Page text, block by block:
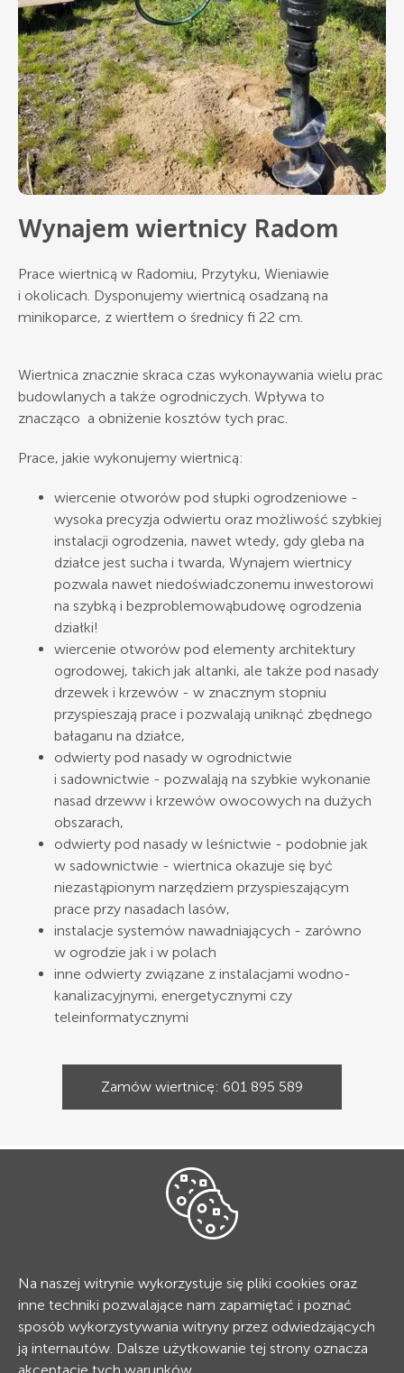
Wynajem wiertnicy Radom
Prace wiertnicą w Radomiu, Przytyku, Wieniawie
i okolicach. Dysponujemy wiertnicą osadzaną na
minikoparce, z wiertłem o średnicy fi 22 cm.
Wiertnica znacznie skraca czas wykonaywania wielu prac
budowlanych a także ogrodniczych. Wpływa to
znacząco a obniżenie kosztów tych prac.
Prace, jakie wykonujemy wiertnicą:
wiercenie otworów pod słupki ogrodzeniowe -
wysoka precyzja odwiertu oraz możliwość szybkiej
instalacji ogrodzenia, nawet wtedy, gdy gleba na
działce jest sucha i twarda, Wynajem wiertnicy
pozwala nawet niedoświadczonemu inwestorowi
na szybką i bezproblemowąbudowę ogrodzenia
działki!
wiercenie otworów pod elementy architektury
ogrodowej, takich jak altanki, ale także pod nasady
drzewek i krzewów - w znacznym stopniu
przyspieszają prace i pozwalają uniknąć zbędnego
bałaganu na działce,
odwierty pod nasady w ogrodnictwie
i sadownictwie - pozwalają na szybkie wykonanie
nasad drzeww i krzewów owocowych na dużych
obszarach,
odwierty pod nasady w leśnictwie - podobnie jak
w sadownictwie - wiertnica okazuje się być
niezastąpionym narzędziem przyspieszającym
prace przy nasadach lasów,
instalacje systemów nawadniających - zarówno
w ogrodzie jak i w polach
inne odwierty związane z instalacjami wodno-
kanalizacyjnymi, energetycznymi czy
teleinformatycznymi
Zamów wiertnicę: 601 895 589
Wiercenie pod słupki
ogrodzeniowe Przysucha
Na naszej witrynie wykorzystuje się pliki cookies oraz
inne techniki pozwalające nam zapamiętać i poznać
sposób wykorzystywania witryny przez odwiedzających
ją internautów. Dalsze użytkowanie tej strony oznacza